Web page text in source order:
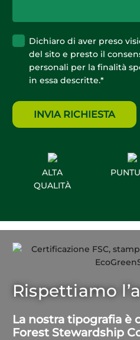
ALTA
QUALITÀ
Privacy*
Dichiaro di aver preso
del sito e presto il
personali per la finalità specifica e con
in essa descritte.*
Rispettiamo
La nostra tipografia è
Forest Stewardship